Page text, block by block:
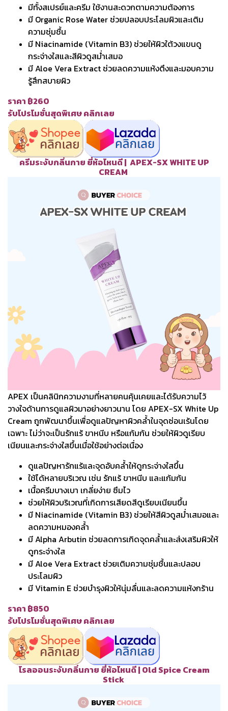
มีทั้งสเปรย์และครีม ใช้งานสะดวกตามความต้องการ
มี Organic Rose Water ช่วยปลอบประโลมผิวและเติม
ความชุ่มชื้น
มี Niacinamide (Vitamin B3) ช่วยให้ผิวใต้วงแขนดู
กระจ่างใสและสีผิวดูสม่ำเสมอ
มี Aloe Vera Extract ช่วยลดความแห้งตึงและมอบความ
รู้สึกสบายผิว
ราคา ฿260
รับโปรโมชั่นสุดพิเศษ คลิกเลย
ครีมระงับกลิ่นกาย ยี่ห้อไหนดี | APEX-SX WHITE UP
CREAM
APEX เป็นคลินิกความงามที่หลายคนคุ้นเคยและได้รับความไว้
วางใจด้านการดูแลผิวมาอย่างยาวนาน โดย APEX-SX White Up
Cream ถูกพัฒนาขึ้นเพื่อดูแลปัญหาผิวคล้ำในจุดซ่อนเร้นโดย
เฉพาะ ไม่ว่าจะเป็นรักแร้ ขาหนีบ หรือแก้มก้น ช่วยให้ผิวดูเรียบ
เนียนและกระจ่างใสขึ้นเมื่อใช้อย่างต่อเนื่อง
ดูแลปัญหารักแร้และจุดอับคล้ำให้ดูกระจ่างใสขึ้น
ใช้ได้หลายบริเวณ เช่น รักแร้ ขาหนีบ และแก้มก้น
เนื้อครีมบางเบา เกลี่ยง่าย ซึมไว
ช่วยให้ผิวบริเวณที่เกิดการเสียดสีดูเรียบเนียนขึ้น
มี Niacinamide (Vitamin B3) ช่วยให้สีผิวดูสม่ำเสมอและ
ลดความหมองคล้ำ
มี Alpha Arbutin ช่วยลดการเกิดจุดคล้ำและส่งเสริมผิวให้
ดูกระจ่างใส
มี Aloe Vera Extract ช่วยเติมความชุ่มชื้นและปลอบ
ประโลมผิว
มี Vitamin E ช่วยบำรุงผิวให้นุ่มลื่นและลดความแห้งกร้าน
ราคา ฿850
รับโปรโมชั่นสุดพิเศษ คลิกเลย
โรลออนระงับกลิ่นกาย ยี่ห้อไหนดี | Old Spice Cream
Stick